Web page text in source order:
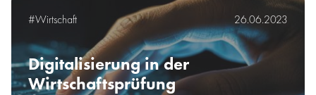
#Wirtschaft 26.06.2023
Digitalisierung in der
Wirtschaftsprüfung